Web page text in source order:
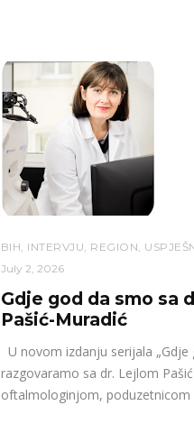
BIH, INTERVJU, REGION,
July 2, 2026
Gdje god da smo sa
Pašić-Muradić
U novom izdanju serijala „Gdje
razgovaramo sa dr. Lejlom
oftalmologinjom, poduzetnicom